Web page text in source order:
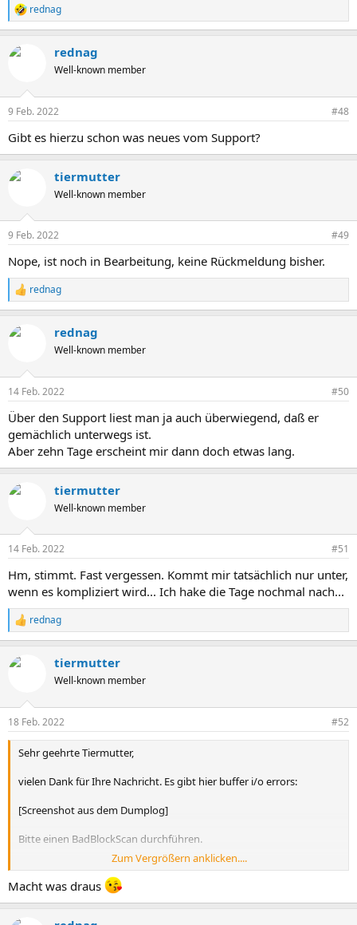
R
e
k
e
:
rednag
rednag
Well-known member
9 Feb. 2022 #48
Gibt es hierzu schon was neues vom Support?
tiermutter
Well-known member
9 Feb. 2022 #49
Nope, ist noch in Bearbeitung, keine Rückmeldung bisher.
R
e
k
e
n
:
rednag
rednag
Well-known member
14 Feb. 2022 #50
Über den Support liest man ja auch überwiegend, daß er
gemächlich unterwegs ist.
Aber zehn Tage erscheint mir dann doch etwas lang.
tiermutter
Well-known member
14 Feb. 2022 #51
Hm, stimmt. Fast vergessen. Kommt mir tatsächlich nur unter,
wenn es kompliziert wird... Ich hake die Tage nochmal nach...
R
e
k
e
n
rednag
tiermutter
Well-known member
18 Feb. 2022 #52
Sehr geehrte Tiermutter,
vielen Dank für Ihre Nachricht. Es gibt hier buffer i/o errors:
[Screenshot aus dem Dumplog]
Bitte einen BadBlockScan durchführen.
Für einen BadBlock Scan rufen Sie im QNAP Webinterface die App
"Speicher&Snapshots" auf, klicken Sie auf "Datenträger/VJBOD" und
wählen Sie den Datenträger aus, den Sie überprüfen möchten.
Zum Vergrößern anklicken....
Macht was draus